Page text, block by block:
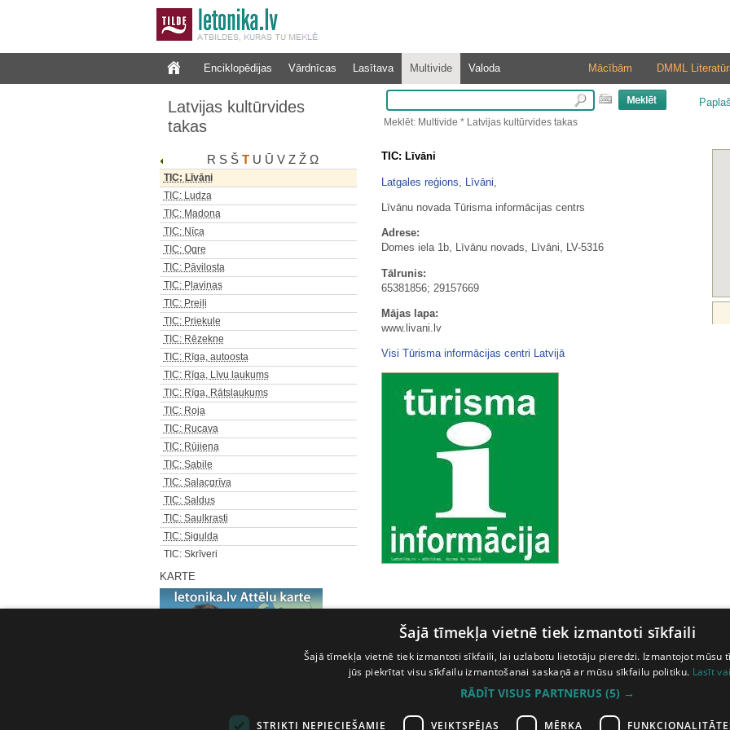
Enciklopēdijas Vārdnīcas Lasītava Multivide Valoda DMML
Mācībām
Latvijas kultūrvides
takas
R S Š T U Ū V Z Ž Ω
TIC: Kandava
TIC: Kazdanga
TIC: Koknese
TIC: Kolkasrags
TIC: Kuldīga
TIC: Ķekava
TIC: Limbaži
TIC: Līvāni
TIC: Ludza
TIC: Madona
TIC: Nīca
TIC: Ogre
TIC: Pāvilosta
TIC: Pļaviņas
TIC: Preiļi
TIC: Priekule
TIC: Rēzekne
TIC: Rīga, autoosta
TIC: Rīga, Līvu laukums
TIC: Rīga, Rātslaukums
TIC: Roja
TIC: Rucava
TIC: Rūjiena
TIC: Sabile
TIC: Salacgrīva
TIC: Saldus
TIC: Saulkrasti
TIC: Sigulda
TIC: Skrīveri
TIC: Smiltene
TIC: Staicele
TIC: Strenči
KARTE
Meklēt: Multivide * Latvijas kultūrvides takas
TIC: Līvāni
Latgales reģions Līvāni
Līvānu novada Tūrisma informācijas centrs
Adrese:
Domes iela 1b, Līvānu novads, Līvāni, LV-5316
Tālrunis:
65381856; 29157669
Mājas lapa:
www.livani.lv
Visi Tūrisma informācijas centri Latvijā
Šajā tīmekļa vietnē tiek izmantoti sīkfaili
Šajā tīmekļa vietnē tiek izmantoti sīkfaili, lai uzlabotu lietotāju pieredzi. Izmantojot mūsu
jūs piekrītat visu sīkfailu izmantošanai saskaņā ar mūsu sīkfailu politiku. Lasīt
RĀDĪT VISUS PARTNERUS (5) →
STRIKTI NEPIECIEŠAMIE VEIKTSPĒJAS MĒRĶA